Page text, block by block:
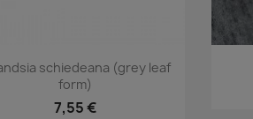
 Aperçu rapide
schiedeana (grey leaf
form)
7,55 €